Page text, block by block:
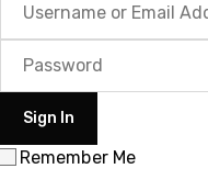
Remember Me